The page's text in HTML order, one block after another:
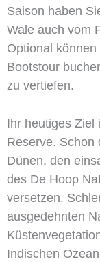
Saison haben
Wale auch vom
Optional
Bootstour
zu vertiefen.
Ihr heutiges Ziel
Reserve. Schon
Dünen, den
des De Hoop
versetzen.
ausgedehnten
Indischen